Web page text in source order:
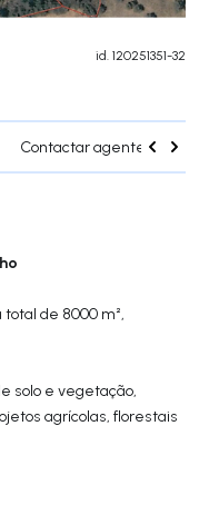
id. 120251351-32
Contactar agente
de 8000 m²,
solo e vegetação,
agrícolas, florestais